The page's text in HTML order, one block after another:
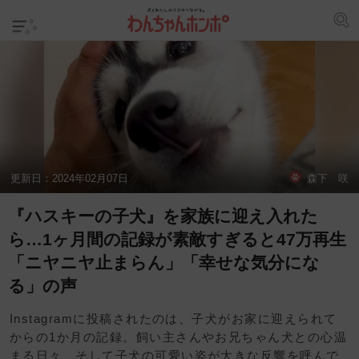
更新日： 2024年02月07日 森下 咲
『ハスキーの子犬』を家族に迎え入れた
ら…1ヶ月間の記録が素敵すぎると47万再生
「ニヤニヤ止まらん」「幸せな気分にな
る」の声
Instagramに投稿されたのは、子犬がお家に迎えられて
からの1か月の記録。飼い主さんやお兄ちゃん犬との心温
まる日々、そして子犬の可愛い姿が大きな反響を呼んで